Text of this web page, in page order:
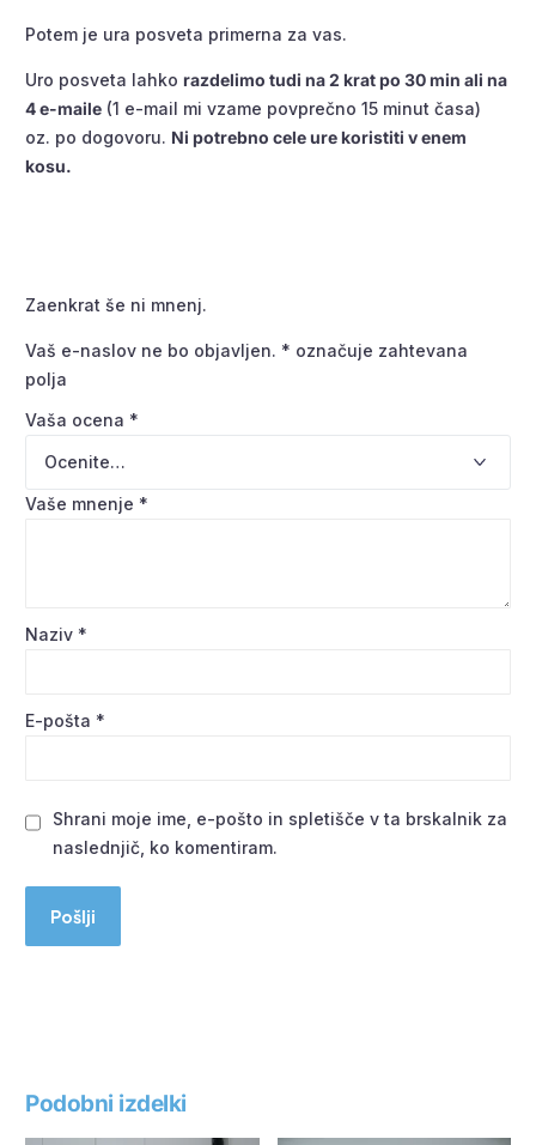
Potem je ura posveta primerna za vas.
Uro posveta lahkorazdelimo tudi na 2 krat po 30 min ali na
4 e-maile (1 e-mail mi vzame povprečno 15 minut časa)
oz. po dogovoru. Ni potrebno cele ure koristiti v enem
kosu.
Zaenkrat še ni mnenj.
Vaš e-naslov ne bo objavljen. * označuje zahtevana
polja
Vaša ocena *
Vaše mnenje *
Naziv *
E-pošta *
Shrani moje ime, e-pošto in spletišče v ta brskalnik za
naslednjič, ko komentiram.
Podobni izdelki